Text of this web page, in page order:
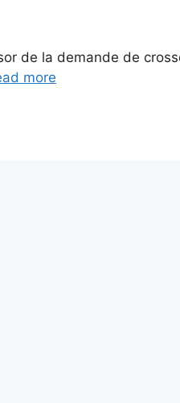
de la demande de
more